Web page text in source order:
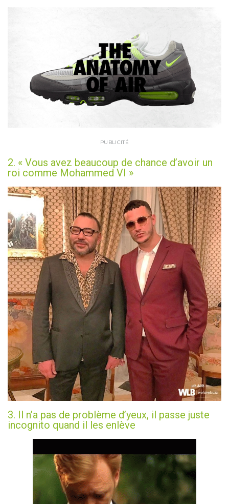
PUBLICITÉ
2. « Vous avez beaucoup de chance d’avoir un
roi comme Mohammed VI »
3. Il n’a pas de problème d’yeux, il passe juste
incognito quand il les enlève